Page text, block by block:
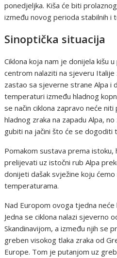
ponedjeljka. Kiša će biti
između novog perioda stabilnih i
Sinoptička situacija
Ciklona koja nam je donijela kišu
centrom nalaziti na sjeveru
zastao sa sjeverne strane Alpa i
temperaturi između hladnog
se način ciklona zapravo neće
hladnog zraka na zapadu Alpa,
gubiti na jačini što će se dogoditi
Pomakom sustava prema istoku,
prelijevati uz istočni rub Alpa
donijeti dašak svježine koju
temperaturama.
Nad Europom ovoga tjedna
Jedna se ciklona nalazi sjeverno
Skandinavijom, a između njih se
greben visokog tlaka zraka od
Europe. Tom je putanjom uz